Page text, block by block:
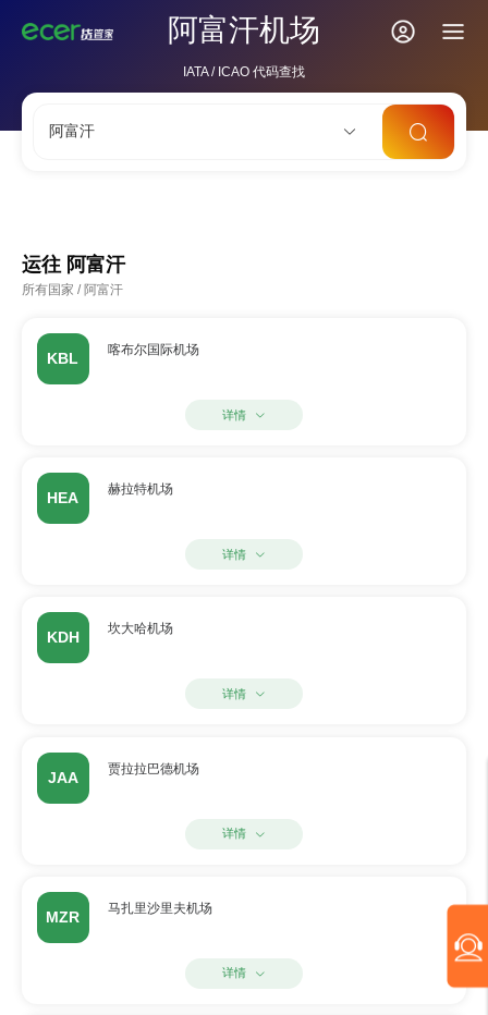
阿富汗机场
IATA / ICAO 代码查找
阿富汗
运往 阿富汗
所有国家 / 阿富汗
KBL 喀布尔国际机场
详情
HEA 赫拉特机场
详情
KDH 坎大哈机场
详情
JAA 贾拉拉巴德机场
详情
MZR 马扎里沙里夫机场
详情